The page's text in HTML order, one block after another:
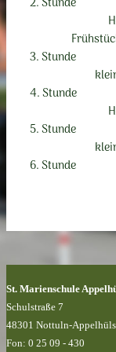
3. Stunde
4. Stunde
5. Stunde
6. Stunde
St. Marienschule
Schulstraße 7
48301 Nottuln-
Fon: 0 25 09 - 430